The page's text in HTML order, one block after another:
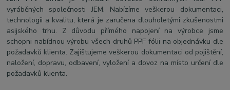
vyráběných společnosti JEM. Nabízíme veškerou dokumentaci,
technologii a kvalitu, která je zaručena dlouholetými zkušenostmi
asijského trhu. Z důvodu přímého napojení na výrobce jsme
schopni nabídnou výrobu všech druhů PPF fólii na objednávku dle
požadavků klienta. Zajištujeme veškerou dokumentaci od pojištění,
naložení, dopravu, odbavení, vyložení a dovoz na místo určení dle
požadavků klienta.